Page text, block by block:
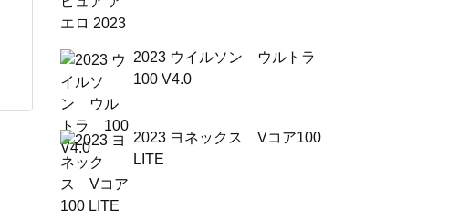
2023 ウイルソン ウルトラ
100 V4.0
2023 ヨネックス Vコア100
LITE